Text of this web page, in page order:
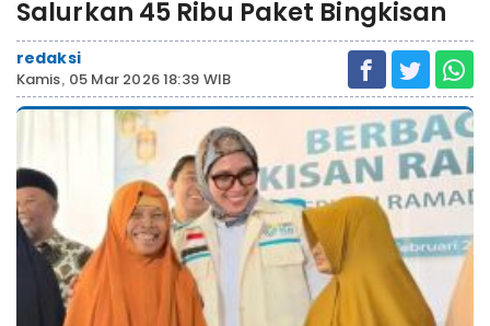
Salurkan 45 Ribu Paket Bingkisan
redaksi
Kamis, 05 Mar 2026 18:39 WIB